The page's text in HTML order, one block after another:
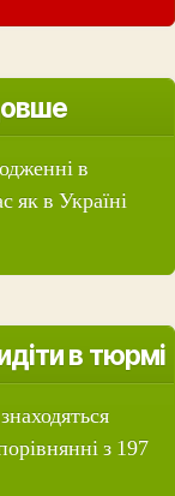
в
як в Україні
в тюрмі
з 197